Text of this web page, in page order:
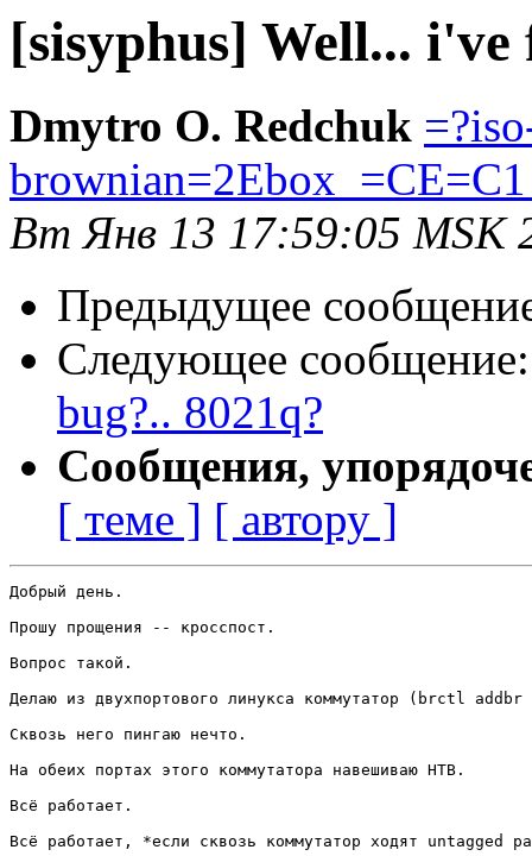
[sisyphus] Well... i've
Dmytro O. Redchuk
Вт Янв 13 17:59:05 MSK
Предыдущее
Следующее
bug?.. 8021q?
Сообщения,
[ теме ] [ автору ]
Добрый день.
Прошу прощения -- кросспост.
Вопрос такой.
Делаю из двухпортового линукса коммутатор (brctl
Сквозь него пингаю нечто.
На обеих портах этого коммутатора навешиваю HTB.
Всё работает.
Всё работает, *если сквозь коммутатор ходят untagged